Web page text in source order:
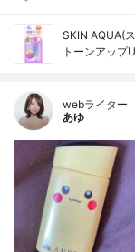
SKIN AQUA(
トーンアップ
webライター
あゆ